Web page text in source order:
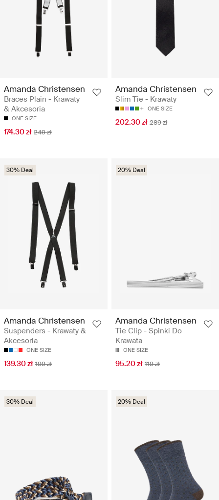
Amanda Christensen
Braces Plain - Krawaty
& Akcesoria
ONE SIZE
174.30 zł 249 zł
Amanda Christensen
Slim Tie - Krawaty
ONE SIZE
202.30 zł 289 zł
30% Deal
Amanda Christensen
Suspenders - Krawaty &
Akcesoria
ONE SIZE
139.30 zł 199 zł
20% Deal
Amanda Christensen
Tie Clip - Spinki Do
Krawata
ONE SIZE
95.20 zł 119 zł
30% Deal 20% Deal